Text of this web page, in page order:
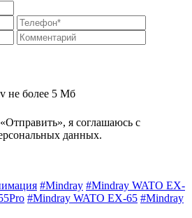
не более 5 Мб
я соглашаюсь с
данных.
#Mindray #Mindray WATO EX-
#Mindray WATO EX-65 #Mindray